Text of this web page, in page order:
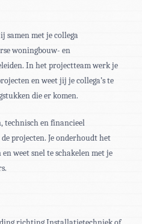
samen met je collega
woningbouw- en
In het projectteam werk je
en weet jij je collega’s te
die er komen.
technisch en financieel
projecten. Je onderhoudt het
weet snel te schakelen met je